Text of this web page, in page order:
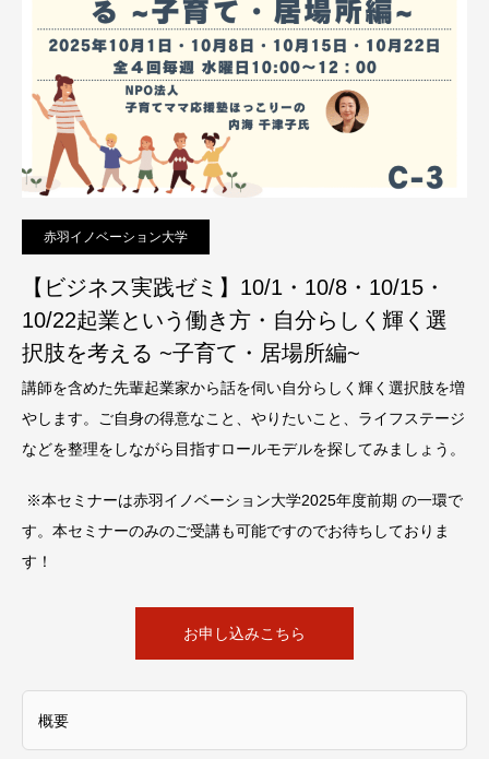
赤羽イノベーション大学
【ビジネス実践ゼミ】10/1・10/8・10/15・
10/22起業という働き方・自分らしく輝く選
択肢を考える ~子育て・居場所編~
講師を含めた先輩起業家から話を伺い自分らしく輝く選択肢を増
やします。ご自身の得意なこと、やりたいこと、ライフステージ
などを整理をしながら目指すロールモデルを探してみましょう。
※本セミナーは赤羽イノベーション大学2025年度前期 の一環で
す。 本セミナーのみのご受講も可能ですのでお待ちしておりま
す！
お申し込みこちら
概要